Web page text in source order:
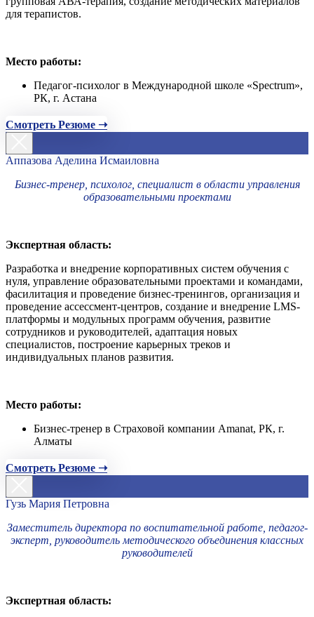
для терапистов.
Место работы:
Педагог-психолог в Международной школе «Spectrum»,
РК, г. Астана
Смотреть Резюме ➝
Аппазова Аделина Исмаиловна
Бизнес-тренер, психолог, специалист в области управления
образовательными проектами
Экспертная область:
Разработка и внедрение корпоративных систем обучения с
нуля, управление образовательными проектами и командами,
фасилитация и проведение бизнес-тренингов, организация и
проведение ассессмент-центров, создание и внедрение LMS-
платформы и модульных программ обучения, развитие
сотрудников и руководителей, адаптация новых
специалистов, построение карьерных треков и
индивидуальных планов развития.
Место работы:
Бизнес-тренер в Страховой компании Amanat, РК, г.
Алматы
Смотреть Резюме ➝
Гузь Мария Петровна
Заместитель директора по воспитательной работе, педагог-
эксперт, руководитель методического объединения классных
руководителей
Экспертная область: